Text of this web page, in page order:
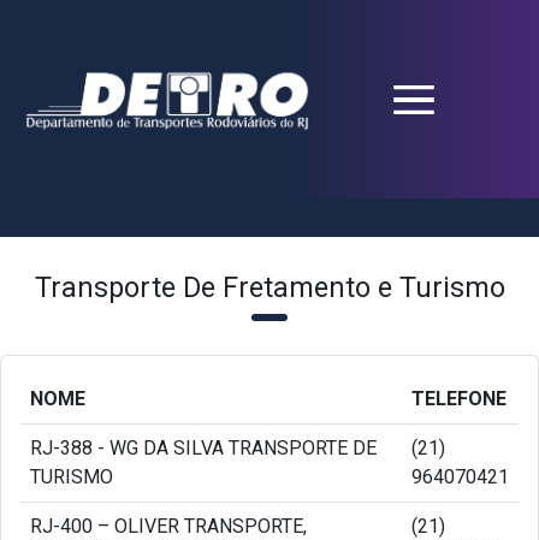
Transporte De Fretamento e Turismo
NOME TELEFONE
RJ-388 - WG DA SILVA TRANSPORTE DE
TURISMO
(21)
964070421
RJ-400 – OLIVER TRANSPORTE,
(21)